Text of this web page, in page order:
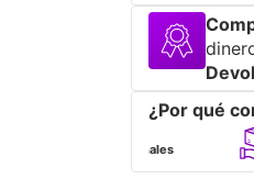
¿Por qué